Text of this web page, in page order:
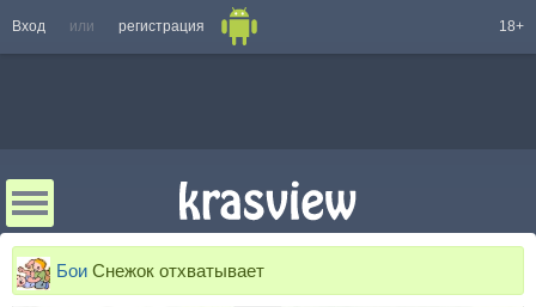
Вход или регистрация 18+
Бои Снежок отхватывает